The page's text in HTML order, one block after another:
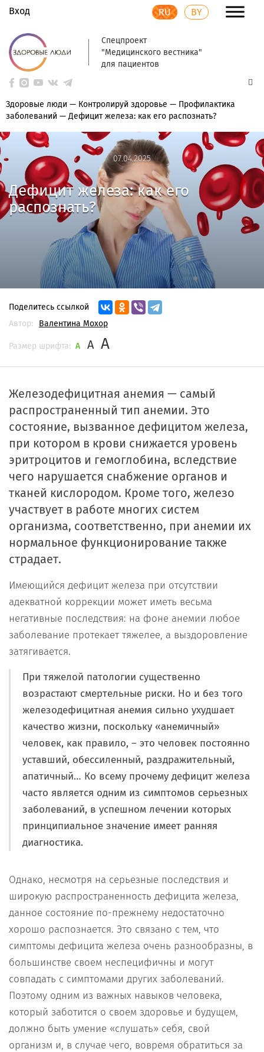
Вход RU BY
Спецпроект
"Медицинского вестника"
для пациентов
Здоровые люди — Контролируй здоровье — Профилактика
заболеваний —Дефицит железа: как его распознать?
07.04.2025
07.04.2025
Дефицит железа: как его
распознать?
Поделитесь ссылкой
Автор:
Валентина Мохор
Размер шрифта: A A A
Железодефицитная анемия — самый
распространенный тип анемии. Это
состояние, вызванное дефицитом железа,
при котором в крови снижается уровень
эритроцитов и гемоглобина, вследствие
чего нарушается снабжение органов и
тканей кислородом. Кроме того, железо
участвует в работе многих систем
организма, соответственно, при анемии их
нормальное функционирование также
страдает.
Имеющийся дефицит железа при отсутствии
адекватной коррекции может иметь весьма
негативные последствия: на фоне анемии любое
заболевание протекает тяжелее, а выздоровление
затягивается.
При тяжелой патологии существенно
возрастают смертельные риски. Но и без того
железодефицитная анемия сильно ухудшает
качество жизни, поскольку «анемичный»
человек, как правило, – это человек постоянно
уставший, обессиленный, раздражительный,
апатичный… Ко всему прочему дефицит железа
часто является одним из симптомов серьезных
заболеваний, в успешном лечении которых
принципиальное значение имеет ранняя
диагностика.
Однако, несмотря на серьезные последствия и
широкую распространенность дефицита железа,
данное состояние по-прежнему недостаточно
хорошо распознается. Это связано с тем, что
симптомы дефицита железа очень разнообразны, в
большинстве своем неспецифичны и могут
совпадать с симптомами других заболеваний.
Поэтому одним из важных навыков человека,
который заботится о своем здоровье и будущем,
должно быть умение «слушать» себя, свой
организм и, в случае чего, вовремя обратиться за